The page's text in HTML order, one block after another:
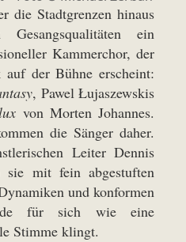
die Stadtgrenzen hinaus
ein
Kammerchor, der
der Bühne erscheint:
, Pawel Łujaszewskis
von Morten Johannes.
die Sänger daher.
Leiter Dennis
sie mit fein abgestuften
und konformen
für sich wie eine
Stimme klingt.